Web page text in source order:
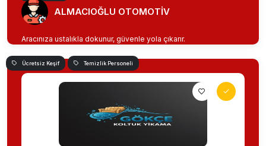
ALMACIOĞLU OTOMOTİV
Aracınıza ustalıkla dokunur, güvenle yola çıkarır.
Ücretsiz Keşif Temizlik Personeli